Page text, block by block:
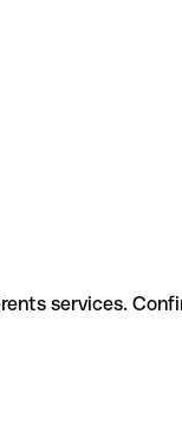
services.